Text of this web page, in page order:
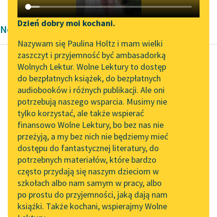
Katalog DAISY
Podkasty o książkach
Zgłoś brak utworu
Aktualności
„Prokurator Alicja Horn”
do słuchania
Byliśmy częścią AI Impact
Lab
Zapraszamy na spotkanie
online z tłumaczkami
literatury skandynawskiej
Spotkanie z Katarzyną
Tunkiel w Oslo
102. lata temu zmarł
Joseph Conrad
Narzędzia
Mapa Wolnych Lektur
Leśmianator
Przewodnik dla piszących i
czytających
API
OAI-PMH
Widget Wolnych Lektur
Przypisy
Dzień dobry moi kochani.
Nazywam się Paulina Holtz i mam wielki
zaszczyt i przyjemność być ambasadorką
Wolnych Lektur. Wolne Lektury to dostęp
do bezpłatnych książek, do bezpłatnych
audiobooków i różnych publikacji. Ale oni
potrzebują naszego wsparcia. Musimy nie
tylko korzystać, ale także wspierać
finansowo Wolne Lektury, bo bez nas nie
przeżyją, a my bez nich nie będziemy mieć
dostępu do fantastycznej literatury, do
potrzebnych materiałów, które bardzo
często przydają się naszym dzieciom w
szkołach albo nam samym w pracy, albo
po prostu do przyjemności, jaką dają nam
książki. Także kochani, wspierajmy Wolne
Nowela Pozytywizm
Maria Konopnicka
Nasza szkapa
Rondel, moździerz i
żelazko — to były
niemal klejnoty
rodzinne. Na półce
wprost drzwi
ustawione, błyszczały...
Czytaj więcej